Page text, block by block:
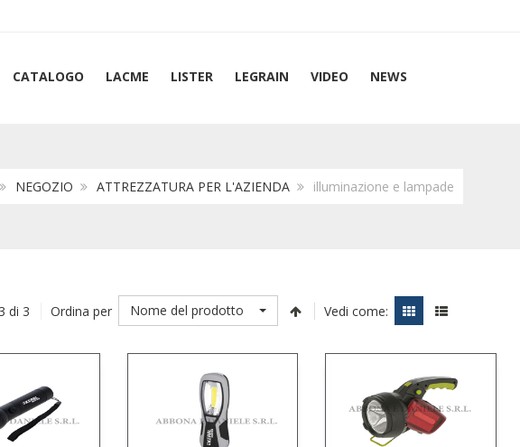
CATALOGO LACME LISTER LEGRAIN VIDEO
NEWS
NEGOZIO ATTREZZATURA PER L'AZIENDA illuminazione e lampade
di 3 Ordina per Nome del prodotto Vedi come: